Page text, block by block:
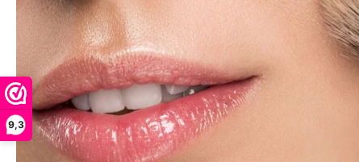
9,3